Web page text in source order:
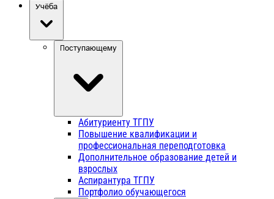
Учёба
Поступающему
Абитуриенту ТГПУ
Повышение квалификации и
профессиональная переподготовка
Дополнительное образование детей и
взрослых
Аспирантура ТГПУ
Портфолио обучающегося